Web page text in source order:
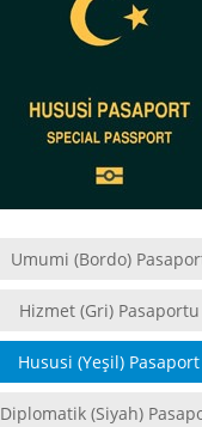
Umumi (Bordo)
Hizmet (Gri) Pasaportu
Hususi (Yeşil) Pasaport
Diplomatik (Siyah)